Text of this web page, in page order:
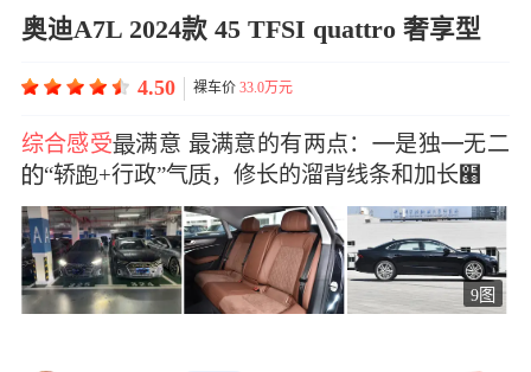
奥迪A7L 2024款 45 TFSI quattro 奢享型
4.50 裸车价33.0万元
综合感受满意 最满意的有两点：是独无二
“轿+行政”气，修长的溜线条和加长๨
9图